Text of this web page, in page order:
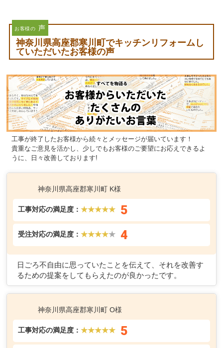
お客様の 声
神奈川県高座郡寒川町でキッチンリフォームし
ていただいたお客様の声
工事が終了したお客様から続々とメッセージが届いています！
貴重なご意見を活かし、少しでもお客様のご要望にお応えできるよ
うに、日々改善しております!
神奈川県高座郡寒川町 K様
工事対応の満足度：★★★★★ 5
受注対応の満足度：★★★★★ 4
日ごろ不自由に思っていたことを伝えて、それを改善す
るための提案をしてもらえたのが良かったです。
神奈川県高座郡寒川町 O様
工事対応の満足度：★★★★★ 5